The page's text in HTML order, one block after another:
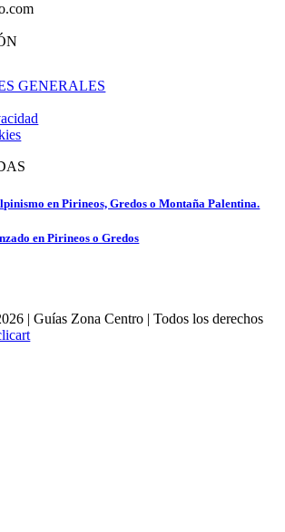
GENERALES
en Pirineos, Gredos o Montaña Palentina.
en Pirineos o Gredos
| Guías Zona Centro | Todos los derechos